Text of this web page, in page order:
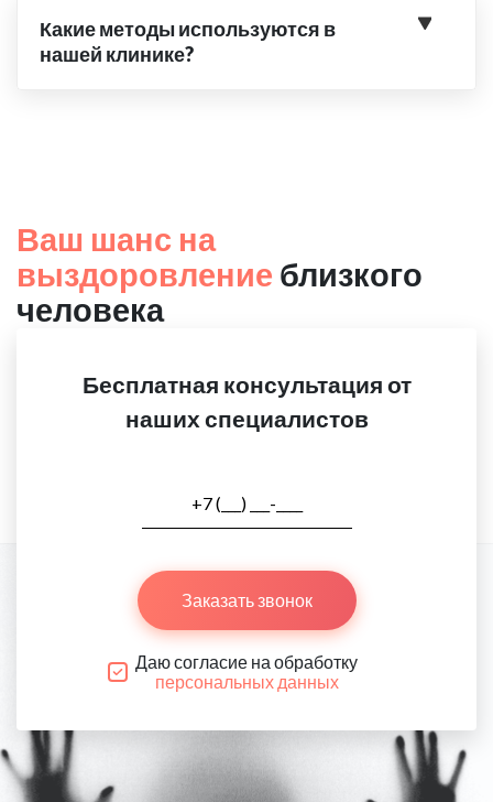
Какие методы используются в
нашей клинике?
Ваш шанс на
выздоровление близкого
человека
Бесплатная консультация от
наших специалистов
Заказать звонок
Даю согласие на обработку
персональных данных